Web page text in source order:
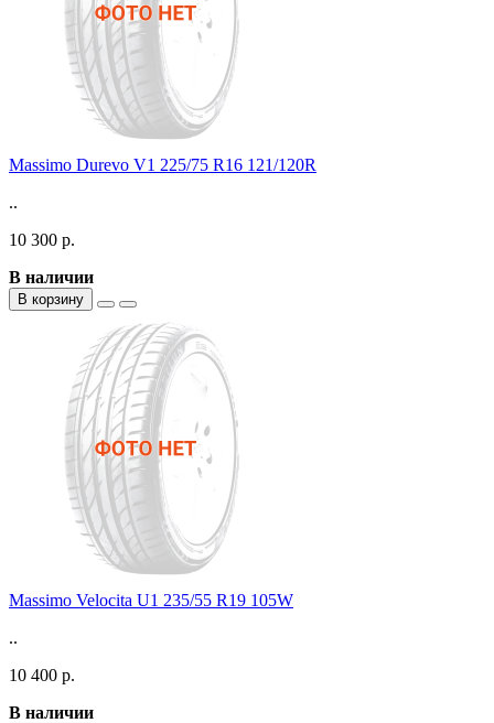
Massimo Durevo V1 225/75 R16 121/120R
..
10 300 р.
В наличии
В корзину
Massimo Velocita U1 235/55 R19 105W
..
10 400 р.
В наличии